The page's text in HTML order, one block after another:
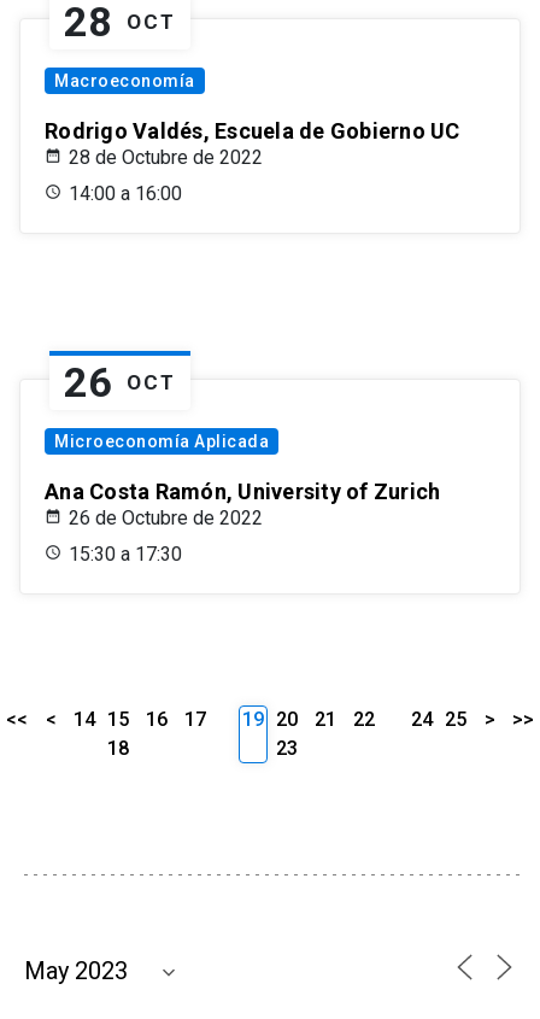
28 OCT
Macroeconomía
Rodrigo Valdés, Escuela de Gobierno UC
28 de Octubre de 2022
14:00 a 16:00
26 OCT
Microeconomía Aplicada
Ana Costa Ramón, University of Zurich
26 de Octubre de 2022
15:30 a 17:30
<< < 14 15 16
17
18
19 20 21
22
23
24 25 > >>